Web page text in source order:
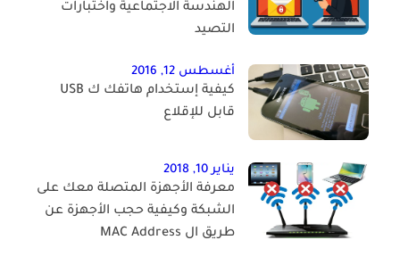
الهندسة الاجتماعية واختبارات
التصيد
أغسطس 12, 2016
كيفية إستخدام هاتفك ك USB
قابل للإقلاع
يناير 10, 2018
معرفة الأجهزة المتصلة معك على
الشبكة وكيفية حجب الأجهزة عن
طريق ال MAC Address